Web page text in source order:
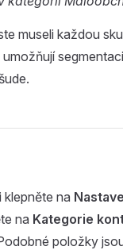
museli každou
klepněte na
na Kategorie
položky